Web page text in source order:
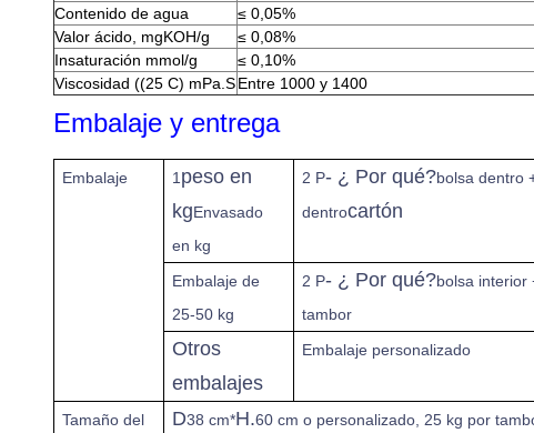
Contenido de agua
≤ 0,05%
Valor ácido, mgKOH/g
≤ 0,08%
Insaturación mmol/g
≤ 0,10%
Viscosidad ((25 C) mPa.SEntre 1000 y 1400
Embalaje y entrega
Embalaje 1 peso en
kgEnvasado
en kg
2 P- ¿ Por qué?bolsa dentro
dentrocartón
Embalaje de
25-50 kg
2 P- ¿ Por qué?bolsa interior
tambor
Otros
embalajes
Embalaje personalizado
Tamaño del
D38 cm*H.60 cm o personalizado, 25 kg por